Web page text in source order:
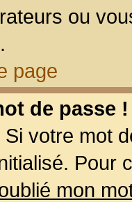
ou
page
de passe !
votre mot
Pour
mon